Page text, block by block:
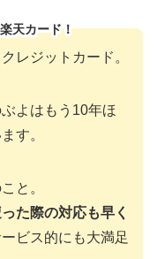
天カード！
レジットカード。
よはもう10年ほ
す。
と。
た際の対応も早く
ビス的にも大満足